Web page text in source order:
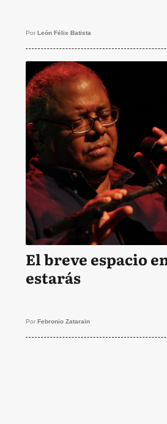
Por León Félix Batista
El breve espacio
estarás
Por Febronio Zatarain